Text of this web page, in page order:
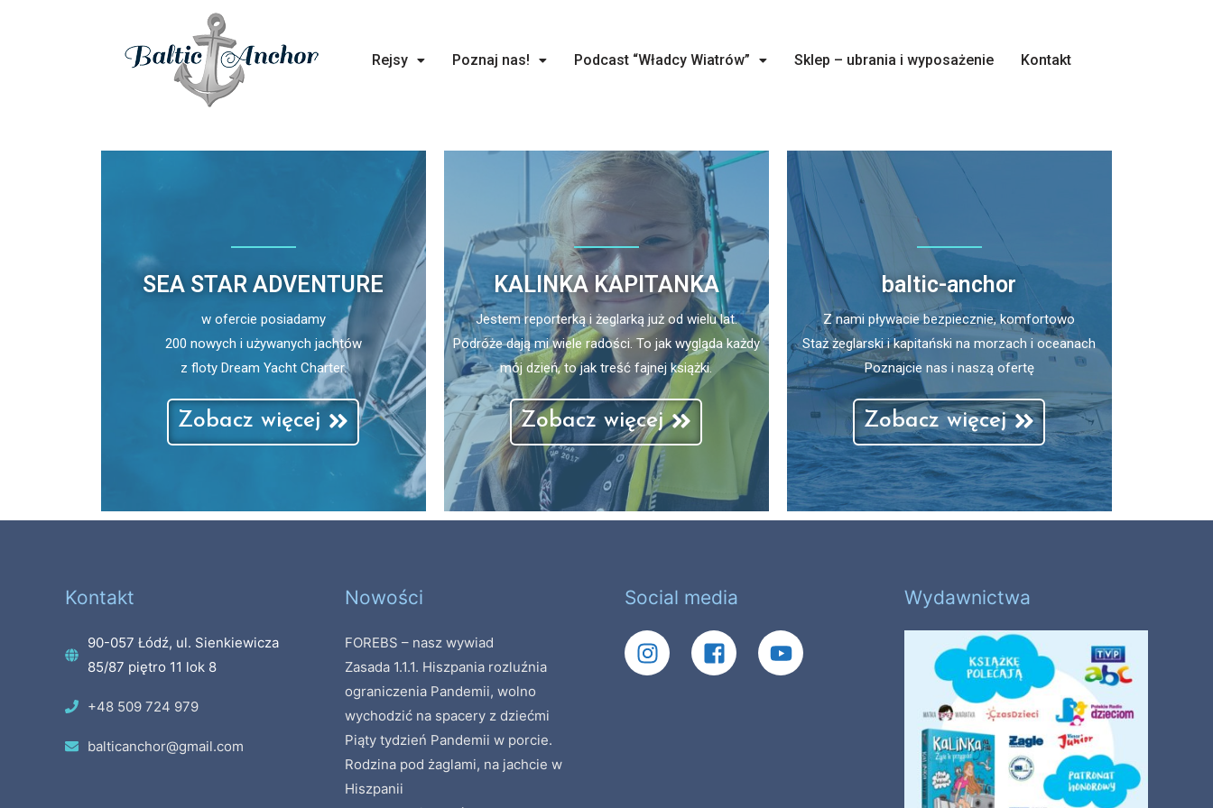
Rejsy Poznaj nas! Podcast “Władcy Wiatrów” Sklep – ubrania i wyposażenie Kontakt
SEA STAR ADVENTURE
w ofercie posiadamy
200 nowych i używanych jachtów
z floty Dream Yacht Charter.
Zobacz więcej
KALINKA KAPITANKA
Jestem reporterką i żeglarką już od wielu lat.
Podróże dają mi wiele radości. To jak wygląda każdy
mój dzień, to jak treść fajnej książki.
Zobacz więcej
baltic-anchor
Z nami pływacie bezpiecznie, komfortowo
Staż żeglarski i kapitański na morzach i oceanach
Poznajcie nas i naszą ofertę
Zobacz więcej
Kontakt
90-057 Łódź, ul. Sienkiewicza
85/87 piętro 11 lok 8
+48 509 724 979
balticanchor@gmail.com
Nowości
FOREBS – nasz wywiad
Zasada 1.1.1. Hiszpania rozluźnia
ograniczenia Pandemii, wolno
wychodzić na spacery z dziećmi
Piąty tydzień Pandemii w porcie.
Rodzina pod żaglami, na jachcie w
Hiszpanii
Social media Wydawnictwa